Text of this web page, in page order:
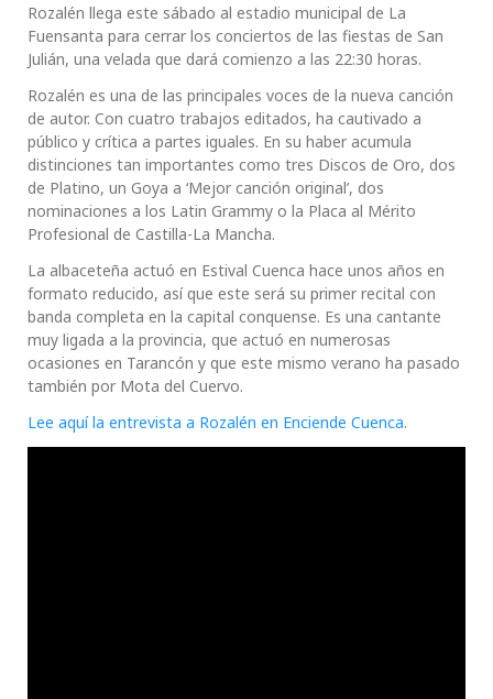
Rozalén llega este sábado al estadio municipal de La
Fuensanta para cerrar los conciertos de las fiestas de San
Julián, una velada que dará comienzo a las 22:30 horas.
Rozalén es una de las principales voces de la nueva canción
de autor. Con cuatro trabajos editados, ha cautivado a
público y crítica a partes iguales. En su haber acumula
distinciones tan importantes como tres Discos de Oro, dos
de Platino, un Goya a ‘Mejor canción original’, dos
nominaciones a los Latin Grammy o la Placa al Mérito
Profesional de Castilla-La Mancha.
La albaceteña actuó en Estival Cuenca hace unos años en
formato reducido, así que este será su primer recital con
banda completa en la capital conquense. Es una cantante
muy ligada a la provincia, que actuó en numerosas
ocasiones en Tarancón y que este mismo verano ha pasado
también por Mota del Cuervo.
Lee aquí la entrevista a Rozalén en Enciende Cuenca.